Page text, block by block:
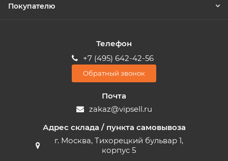
Покупателю
Телефон
+7 (495) 642-42-56
Обратный звонок
Почта
zakaz@vipsell.ru
Адрес склада / пункта самовывоза
г. Москва, Тихорецкий бульвар 1,
корпус 5